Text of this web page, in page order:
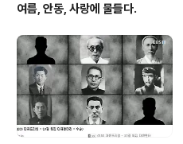
여름, 안동, 사랑에 물들다.